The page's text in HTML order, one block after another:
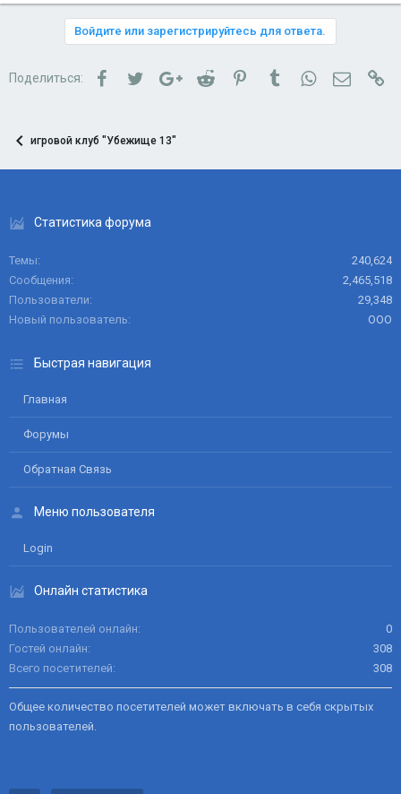
Войдите или зарегистрируйтесь для ответа.
Поделиться: FacebookTwitterGoogle+Reddit PinterestTumblrWhatsApp
игровой клуб "Убежище 13"
Статистика форума
Темы
240,624
Сообщения
2,465,518
Пользователи
29,348
Новый пользователь
ООО
Быстрая навигация
Главная
Форумы
Обратная Связь
Меню пользователя
Login
Онлайн статистика
Пользователей онлайн
0
Гостей онлайн
308
Всего посетителей
308
Общее количество посетителей может включать в себя скрытых
пользователей.